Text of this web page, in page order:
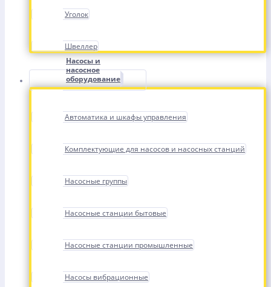
Уголок
Швеллер
Насосы и
насосное
оборудование
Автоматика и шкафы управления
Комплектующие для насосов и насосных станций
Насосные группы
Насосные станции бытовые
Насосные станции промышленные
Насосы вибрационные